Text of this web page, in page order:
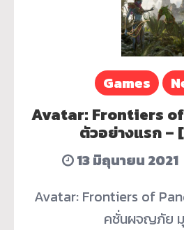
Games
Avatar: Frontiers
ตัวอย่างแรก –
13 มิถุนายน 2021
Avatar: Frontiers of
คชั่นผจญภัย